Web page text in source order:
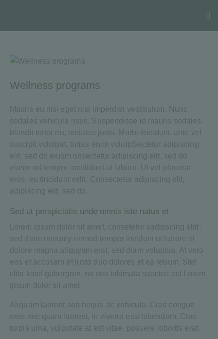
Wellness programs
Mauris eu nisi eget nisi imperdiet vestibulum. Nunc
sodales vehicula risus. Suspendisse id mauris sodales,
blandit tortor eu, sodales justo. Morbi tincidunt, ante vel
suscipit volutpat, turpis enim volutpSectetur adipiscing
elit, sed do eiusm onsectetur adipiscing elit, sed do
eiusm od tempor incididunt ut labore. Ut vel placerat
eros, eu tincidunt velit. Consectetur adipiscing elit,
adipiscing elit, sed do.
Sed ut perspiciatis unde omnis iste natus et
Lorem ipsum dolor sit amet, consetetur sadipscing elitr,
sed diam nonumy eirmod tempor invidunt ut labore et
dolore magna aliquyam erat, sed diam voluptua. At vero
eos et accusam et justo duo dolores et ea rebum. Stet
clita kasd gubergren, no sea takimata sanctus est Lorem
ipsum dolor sit amet.
Aliquam laoreet sed neque ac vehicula. Cras congue
eros nec quam laoreet, in viverra erat bibendum. Cras
turpis urna, vulputate at est vitae, posuere lobortis erat.